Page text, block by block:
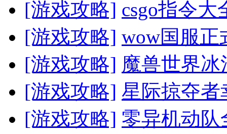
[游戏攻略] csgo指令大
[游戏攻略] wow国服正
[游戏攻略] 魔兽世界
[游戏攻略] 星际掠夺者
[游戏攻略] 零异机动队